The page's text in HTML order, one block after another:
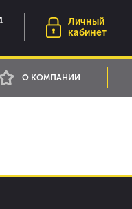
Личный
кабинет
О КОМПАНИИ